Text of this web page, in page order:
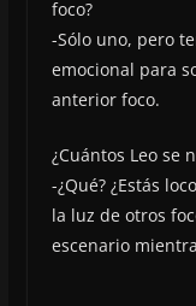
foco?
-Sólo uno, pero
emocional para
anterior foco.
¿Cuántos Leo se
-¿Qué? ¿Estás
la luz de otros
escenario